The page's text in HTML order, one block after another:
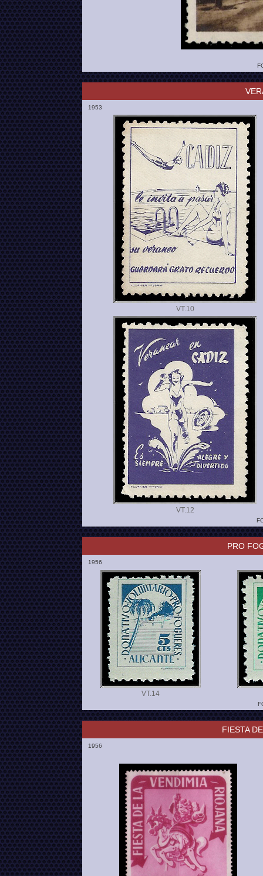
1953
VT.
VT.
PRO
1956
VT.
FIESTA
1956